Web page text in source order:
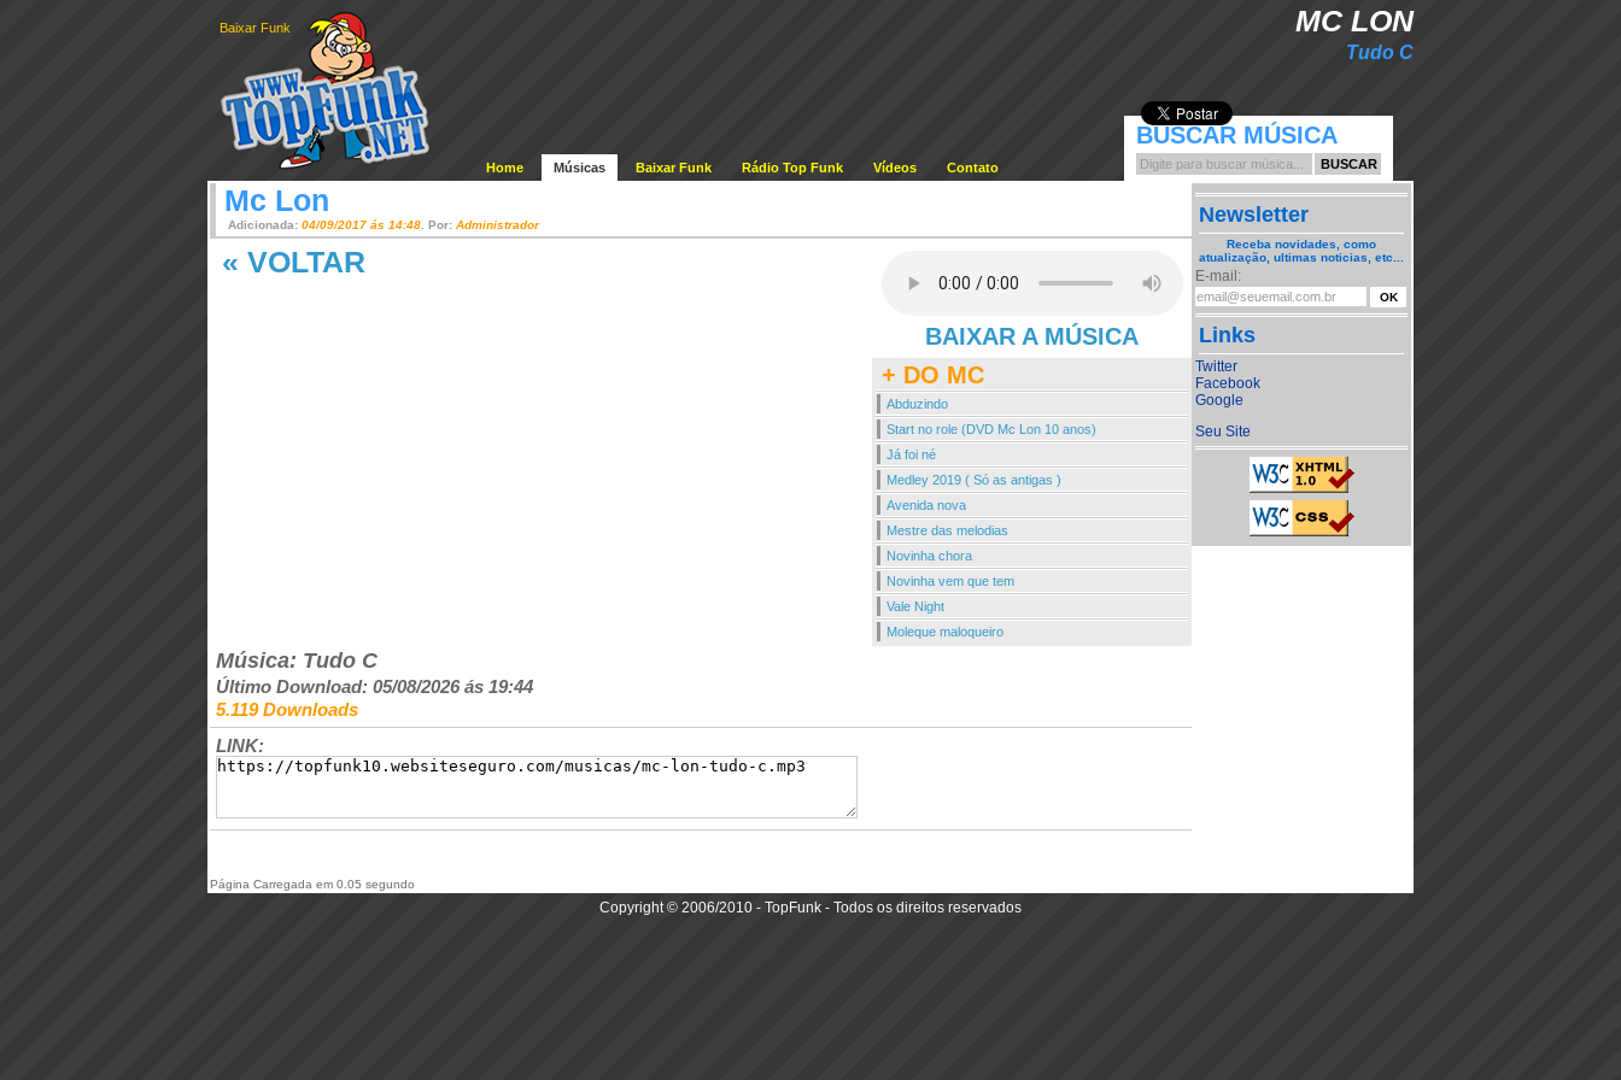
MC LON
Tudo C
Baixar Funk
Home Músicas Baixar Funk Rádio Top Funk Vídeos Contato
BUSCAR MÚSICA
Mc Lon
Adicionada: 04/09/2017 ás 14:48 . Por: Administrador
BAIXAR A MÚSICA
+ DO MC
Abduzindo
Start no role (DVD Mc Lon 10 anos)
Já foi né
Medley 2019 ( Só as antigas )
Avenida nova
Mestre das melodias
Novinha chora
Novinha vem que tem
Vale Night
Moleque maloqueiro
« VOLTAR
Música: Tudo C
Último Download: 05/08/2026 ás 19:44
5.119 Downloads
LINK:
Newsletter
Receba novidades, como
atualização, ultimas noticias, etc...
E-mail:
Links
Twitter
Facebook
Google
Seu Site
Página Carregada em 0.05 segundo
Copyright © 2006/2010 - TopFunk - Todos os direitos reservados